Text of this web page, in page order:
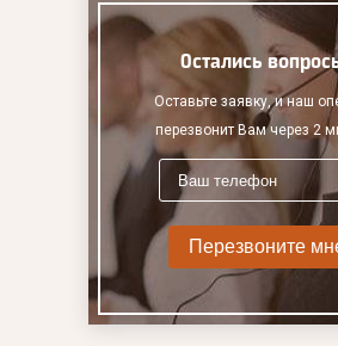
Остались
Оставьте заявку, и наш
перезвонит Вам через 2
Перезвоните